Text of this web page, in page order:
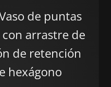
de puntas
arrastre de
de retención
hexágono